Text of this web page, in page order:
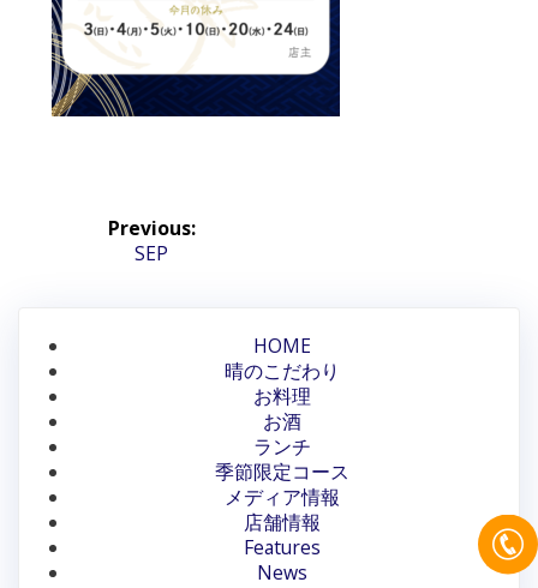
ビ
ゲ
ー
シ
ョ
ン
Previous:
Previous
SEP
HOME
晴のこだわり
お料理
お酒
ランチ
季節限定コース
メディア情報
店舗情報
Features
News